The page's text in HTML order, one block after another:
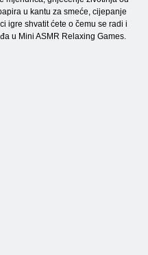
u kantu za smeće, cijepanje
igre shvatit ćete o čemu se radi i
u Mini ASMR Relaxing Games.